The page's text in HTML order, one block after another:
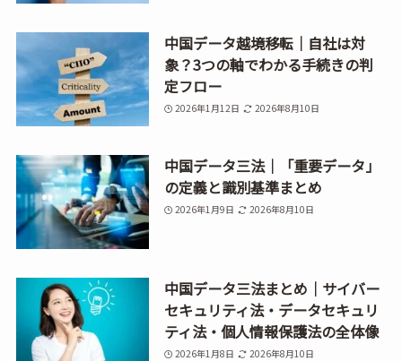
中国データ越境移転｜自社は対
象？3つの軸でわかる手続きの判
定フロー
2026年1月12日 2026年8月10日
中国データ三法｜「重要データ」
の定義と識別基準まとめ
2026年1月9日 2026年8月10日
中国データ三法まとめ｜サイバー
セキュリティ法・データセキュリ
ティ法・個人情報保護法の全体像
2026年1月8日 2026年8月10日